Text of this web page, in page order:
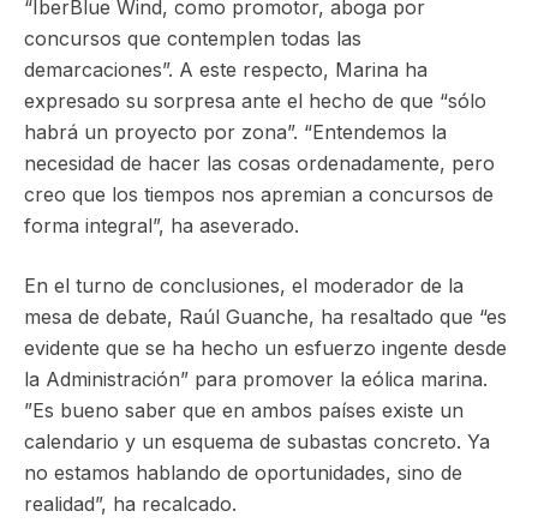
“IberBlue Wind, como promotor, aboga por
concursos que contemplen todas las
demarcaciones”. A este respecto, Marina ha
expresado su sorpresa ante el hecho de que “sólo
habrá un proyecto por zona”. “Entendemos la
necesidad de hacer las cosas ordenadamente, pero
creo que los tiempos nos apremian a concursos de
forma integral”, ha aseverado.
En el turno de conclusiones, el moderador de la
mesa de debate, Raúl Guanche, ha resaltado que “es
evidente que se ha hecho un esfuerzo ingente desde
la Administración” para promover la eólica marina.
”Es bueno saber que en ambos países existe un
calendario y un esquema de subastas concreto. Ya
no estamos hablando de oportunidades, sino de
realidad”, ha recalcado.